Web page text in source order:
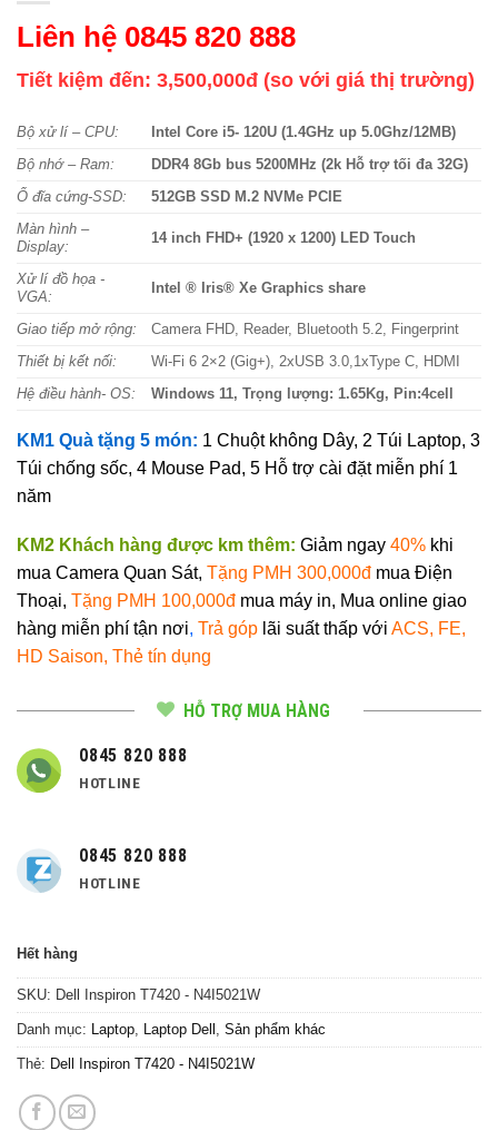
Liên hệ 0845 820 888
Tiết kiệm đến: 3,500,000đ (so với giá thị trường)
Bộ xử lí – CPU:
Intel Core i5- 120U (1.4GHz up 5.0Ghz/12MB)
Bộ nhớ – Ram:
DDR4 8Gb bus 5200MHz (2k Hỗ trợ tối đa 32G)
Ổ đĩa cứng-SSD:
512GB SSD M.2 NVMe PCIE
Màn hình –
Display:
14 inch FHD+ (1920 x 1200) LED Touch
Xử lí đồ họa -
VGA:
Intel ® Iris® Xe Graphics share
Giao tiếp mở rộng:
Camera FHD, Reader, Bluetooth 5.2, Fingerprint
Thiết bị kết nối:
Wi-Fi 6 2×2 (Gig+), 2xUSB 3.0,1xType C, HDMI
Hệ điều hành- OS:
Windows 11, Trọng lượng: 1.65Kg, Pin:4cell
KM1 Quà tặng 5 món: 1 Chuột không Dây, 2 Túi Laptop, 3
Túi chống sốc, 4 Mouse Pad, 5 Hỗ trợ cài đặt miễn phí 1
năm
KM2 Khách hàng được km thêm: Giảm ngay 40% khi
mua Camera Quan Sát, Tặng PMH 300,000đ mua Điện
Thoại, Tặng PMH 100,000đ mua máy in, Mua online giao
hàng miễn phí tận nơi, Trả góp lãi suất thấp với ACS, FE,
HD Saison, Thẻ tín dụng
HỖ TRỢ MUA HÀNG
0845 820 888
HOTLINE
0845 820 888
HOTLINE
Hết hàng
SKU: Dell Inspiron T7420 - N4I5021W
Danh mục: Laptop Laptop Dell Sản phẩm khác
Thẻ: Dell Inspiron T7420 - N4I5021W